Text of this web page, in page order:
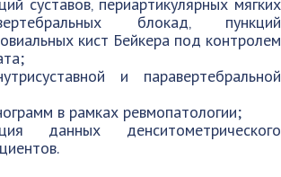
блокад‚ пункций
кист Бейкера под контролем
и паравертебральной
в рамках ревмопатологии;
данных денситометрического